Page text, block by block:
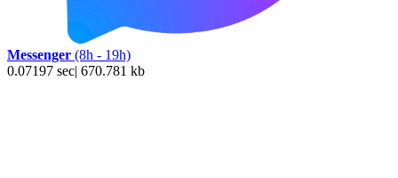
Messenger (8h - 19h)
0.07197 sec| 670.781 kb